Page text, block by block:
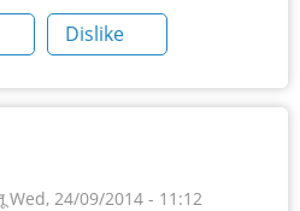
Dislike
Wed, 24/09/2014 - 11:12